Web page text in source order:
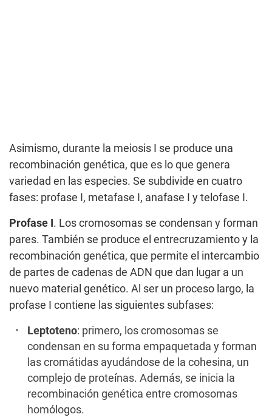
Asimismo, durante la meiosis I se produce una
recombinación genética, que es lo que genera
variedad en las especies. Se subdivide en cuatro
fases: profase I, metafase I, anafase I y telofase I.
Profase I . Los cromosomas se condensan y forman
pares. También se produce el entrecruzamiento y la
recombinación genética, que permite el intercambio
de partes de cadenas de ADN que dan lugar a un
nuevo material genético. Al ser un proceso largo, la
profase I contiene las siguientes subfases:
Leptoteno: primero, los cromosomas se
condensan en su forma empaquetada y forman
las cromátidas ayudándose de la cohesina, un
complejo de proteínas. Además, se inicia la
recombinación genética entre cromosomas
homólogos.